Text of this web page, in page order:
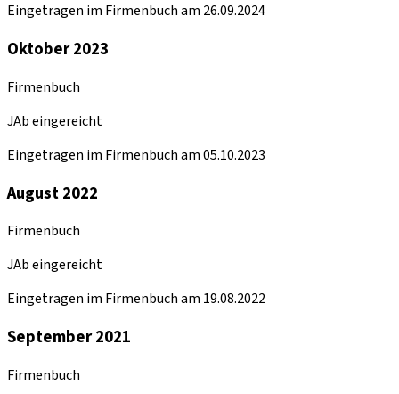
Eingetragen im Firmenbuch am 26.09.2024
Oktober 2023
Firmenbuch
JAb eingereicht
Eingetragen im Firmenbuch am 05.10.2023
August 2022
Firmenbuch
JAb eingereicht
Eingetragen im Firmenbuch am 19.08.2022
September 2021
Firmenbuch